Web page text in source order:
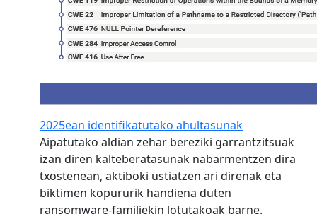
2025ean identifikatutako ahultasunak
Aipatutako aldian zehar bereziki garrantzitsuak
izan diren kalteberatasunak nabarmentzen dira
txostenean, aktiboki ustiatzen ari direnak eta
biktimen kopururik handiena duten
ransomware-familiekin lotutakoak barne.